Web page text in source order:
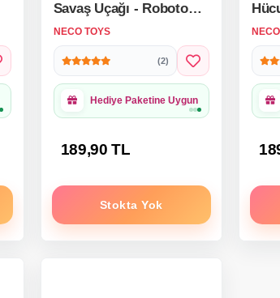
Savaş Uçağı - Roboto
Dönüşen Sayılar - 4
Numara Robot -
Transformers - Robot
Sayı
NECO TOYS
(2)
Hediye Paketine Uygun
189,90 TL
Stokta Yok
Sayı